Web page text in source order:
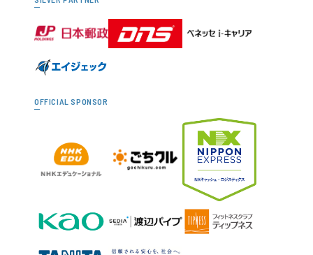
OFFICIAL SPONSOR